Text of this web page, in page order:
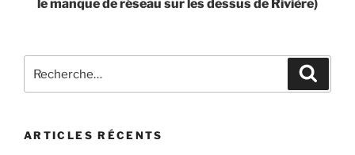
le manque de réseau sur les dessus de Rivière)
pour
ARTICLES RÉCENTS